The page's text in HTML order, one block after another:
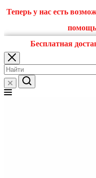
Теперь у нас есть
Бесплатная